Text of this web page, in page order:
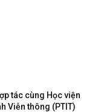
tác cùng Học viện
Viễn thông (PTIT)